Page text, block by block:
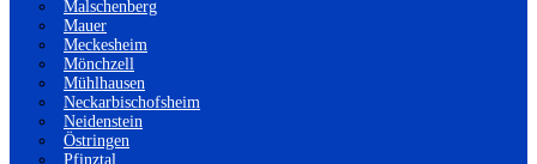
Malschenberg
Mauer
Meckesheim
Mönchzell
Mühlhausen
Neckarbischofsheim
Neidenstein
Östringen
Pfinztal